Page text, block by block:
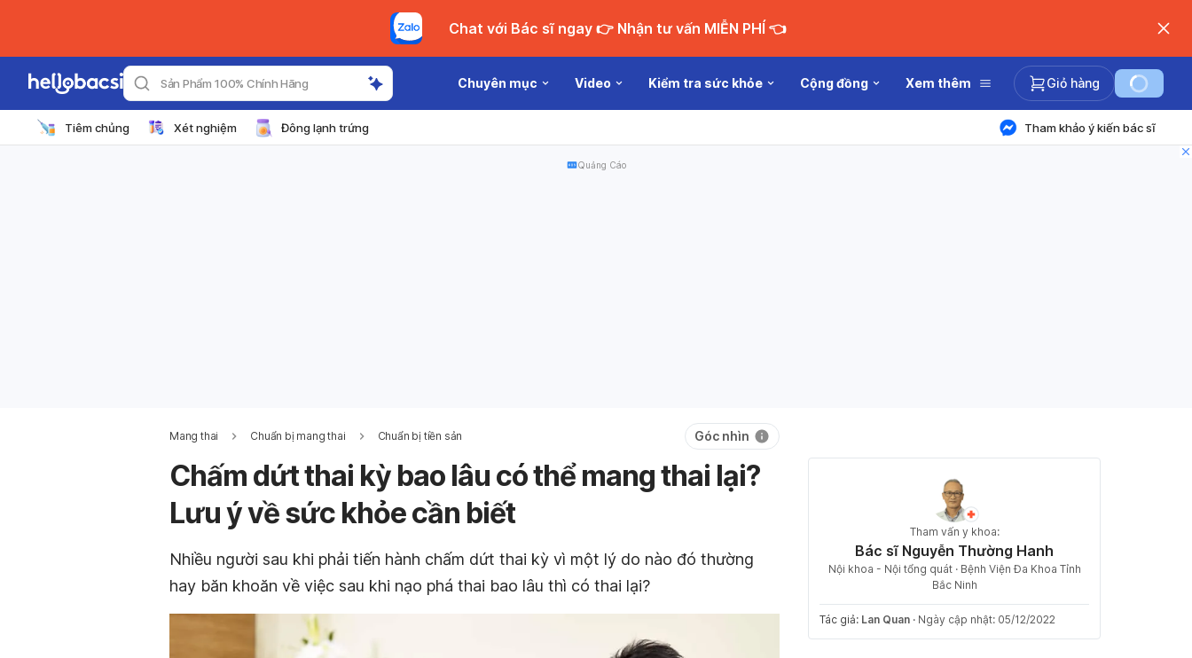
Chat với Bác sĩ ngay 👉 Nhận tư vấn MIỄN PHÍ 👈
Sản Phẩm 100% Chính Hãng Chuyên mục Video Kiểm tra sức khỏe Cộng đồng Xem thêm Giỏ hàng
Tiêm chủng Xét nghiệm Đông lạnh trứng Tham khảo ý kiến bác sĩ
Quảng Cáo
Mang thai Chuẩn bị mang thai Chuẩn bị tiền sản Góc nhìn
Chấm dứt thai kỳ bao lâu có thể mang thai lại?
Lưu ý về sức khỏe cần biết
Nhiều người sau khi phải tiến hành chấm dứt thai kỳ vì một lý do nào đó thường
hay băn khoăn về việc sau khi nạo phá thai bao lâu thì có thai lại?
Tham vấn y khoa:
Bác sĩ Nguyễn Thường Hanh
Nội khoa - Nội tổng quát · Bệnh Viện Đa Khoa Tỉnh
Bắc Ninh
Tác giả: Lan Quan · Ngày cập nhật: 05/12/2022